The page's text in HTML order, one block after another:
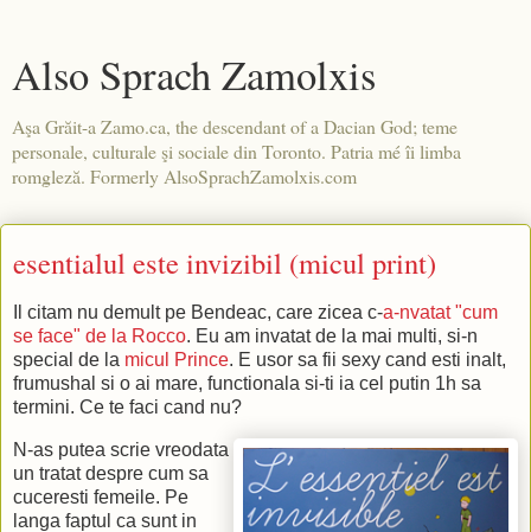
Also Sprach Zamolxis
Aşa Grăit-a Zamo.ca, the descendant of a Dacian God; teme
personale, culturale şi sociale din Toronto. Patria mé îi limba
romgleză. Formerly AlsoSprachZamolxis.com
esentialul este invizibil (micul print)
Il citam nu demult pe Bendeac, care zicea c-a-nvatat "cum
se face" de la Rocco. Eu am invatat de la mai multi, si-n
special de la micul Prince. E usor sa fii sexy cand esti inalt,
frumushal si o ai mare, functionala si-ti ia cel putin 1h sa
termini. Ce te faci cand nu?
N-as putea scrie vreodata
un tratat despre cum sa
cuceresti femeile. Pe
langa faptul ca sunt in